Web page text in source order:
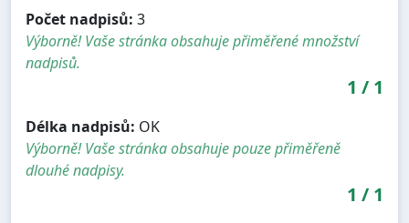
Počet nadpisů: 3
Výborně! Vaše stránka obsahuje přiměřené množství
nadpisů.
1 / 1
Délka nadpisů: OK
Výborně! Vaše stránka obsahuje pouze přiměřeně
dlouhé nadpisy.
1 / 1